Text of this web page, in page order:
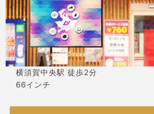
横須賀中央駅 徒歩2分
66インチ